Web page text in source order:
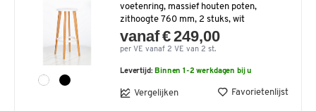
voetenring, massief houten poten,
zithoogte 760 mm, 2 stuks, wit
vanaf € 249,00
per VE vanaf 2 VE van 2 st.
Levertijd: Binnen 1-2 werkdagen bij u
Vergelijken Favorietenlijst